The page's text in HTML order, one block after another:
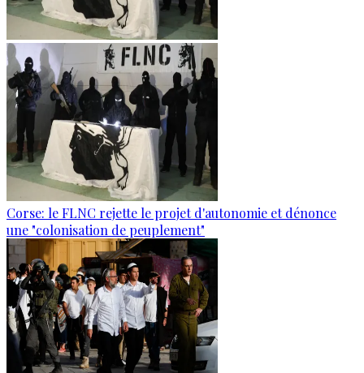
Corse: le FLNC rejette le projet d'autonomie et dénonce
une "colonisation de peuplement"